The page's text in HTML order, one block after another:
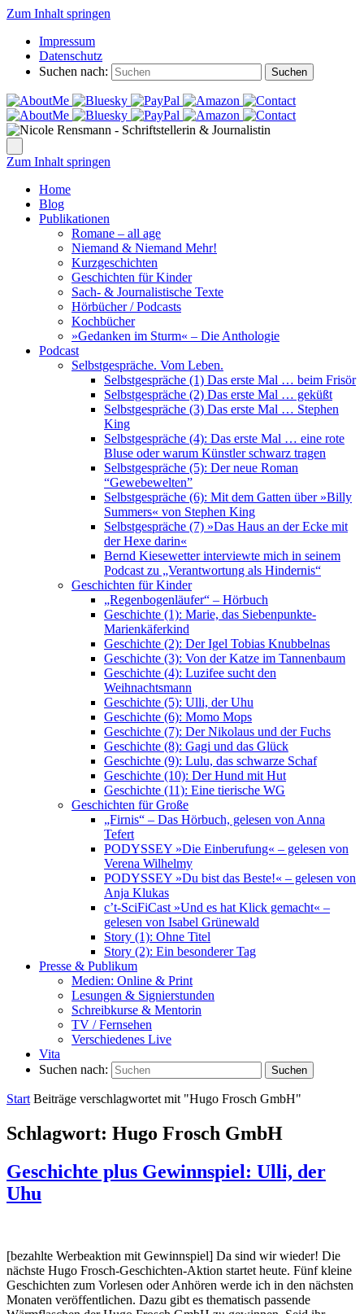
Zum Inhalt springen
Impressum
Datenschutz
Suchen nach:
Suchen
Zum Inhalt springen
Home
Blog
Publikationen
Romane – all age
Niemand & Niemand Mehr!
Kurzgeschichten
Geschichten für Kinder
Sach- & Journalistische Texte
Hörbücher / Podcasts
Kochbücher
»Gedanken im Sturm« – Die Anthologie
Podcast
Selbstgespräche. Vom Leben.
Selbstgespräche (1) Das erste Mal … beim Frisör
Selbstgespräche (2) Das erste Mal … geküßt
Selbstgespräche (3) Das erste Mal … Stephen
King
Selbstgespräche (4): Das erste Mal … eine rote
Bluse oder warum Künstler schwarz tragen
Selbstgespräche (5): Der neue Roman
“Gewebewelten”
Selbstgespräche (6): Mit dem Gatten über »Billy
Summers« von Stephen King
Selbstgespräche (7) »Das Haus an der Ecke mit
der Hexe darin«
Bernd Kiesewetter interviewte mich in seinem
Podcast zu „Verantwortung als Hindernis“
Geschichten für Kinder
„Regenbogenläufer“ – Hörbuch
Geschichte (1): Marie, das Siebenpunkte-
Marienkäferkind
Geschichte (2): Der Igel Tobias Knubbelnas
Geschichte (3): Von der Katze im Tannenbaum
Geschichte (4): Luzifee sucht den
Weihnachtsmann
Geschichte (5): Ulli, der Uhu
Geschichte (6): Momo Mops
Geschichte (7): Der Nikolaus und der Fuchs
Geschichte (8): Gagi und das Glück
Geschichte (9): Lulu, das schwarze Schaf
Geschichte (10): Der Hund mit Hut
Geschichte (11): Eine tierische WG
Geschichten für Große
„Firnis“ – Das Hörbuch, gelesen von Anna
Tefert
PODYSSEY »Die Einberufung« – gelesen von
Verena Wilhelmy
PODYSSEY »Du bist das Beste!« – gelesen von
Anja Klukas
c’t-SciFiCast »Und es hat Klick gemacht« –
gelesen von Isabel Grünewald
Story (1): Ohne Titel
Story (2): Ein besonderer Tag
Presse & Publikum
Medien: Online & Print
Lesungen & Signierstunden
Schreibkurse & Mentorin
TV / Fernsehen
Verschiedenes Live
Vita
Suchen nach:
Suchen
Start Beiträge verschlagwortet mit "Hugo Frosch GmbH"
Schlagwort: Hugo Frosch GmbH
Geschichte plus Gewinnspiel: Ulli, der
Uhu
[bezahlte Werbeaktion mit Gewinnspiel] Da sind wir wieder! Die
nächste Hugo Frosch-Geschichten-Aktion startet heute. Fünf kleine
Geschichten zum Vorlesen oder Anhören werde ich in den nächsten
Monaten veröffentlichen. Dazu gibt es thematisch passende